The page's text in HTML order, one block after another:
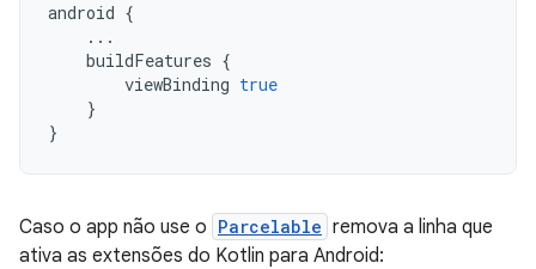
android {
...
buildFeatures {
viewBinding true
}
}
Caso o app não use o Parcelable remova a linha que
ativa as extensões do Kotlin para Android: